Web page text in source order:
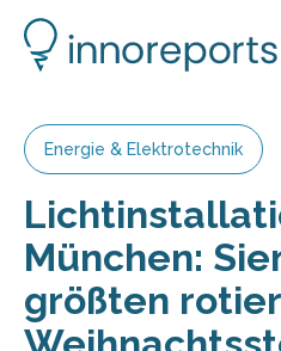
Energie & Elektrotechnik
München:
größten